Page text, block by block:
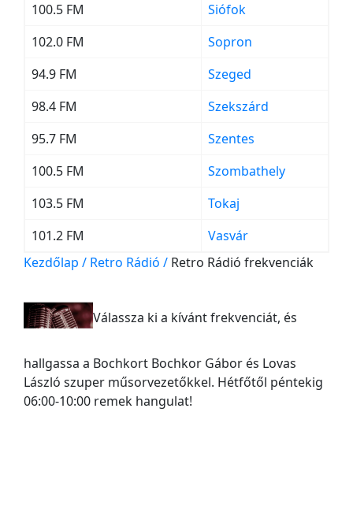
100.5 FM
Siófok
102.0 FM
Sopron
94.9 FM
Szeged
98.4 FM
Szekszárd
95.7 FM
Szentes
100.5 FM
Szombathely
103.5 FM
Tokaj
101.2 FM
Vasvár
Kezdőlap / Retro Rádió / Retro Rádió frekvenciák
Válassza ki a kívánt frekvenciát, és
hallgassa a Bochkort Bochkor Gábor és Lovas
László szuper műsorvezetőkkel. Hétfőtől péntekig
06:00-10:00 remek hangulat!